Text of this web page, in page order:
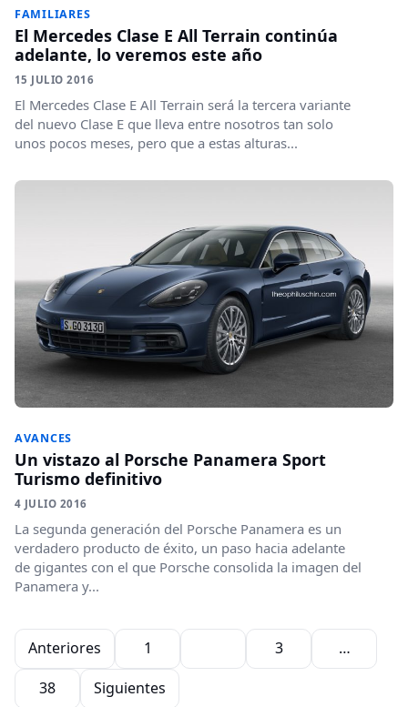
FAMILIARES
El Mercedes Clase E All Terrain continúa
adelante, lo veremos este año
15 JULIO 2016
El Mercedes Clase E All Terrain será la tercera variante
del nuevo Clase E que lleva entre nosotros tan solo
unos pocos meses, pero que a estas alturas...
AVANCES
Un vistazo al Porsche Panamera Sport
Turismo definitivo
4 JULIO 2016
La segunda generación del Porsche Panamera es un
verdadero producto de éxito, un paso hacia adelante
de gigantes con el que Porsche consolida la imagen del
Panamera y...
Paginación de entradas
Anteriores 1 3
…
38
Siguientes